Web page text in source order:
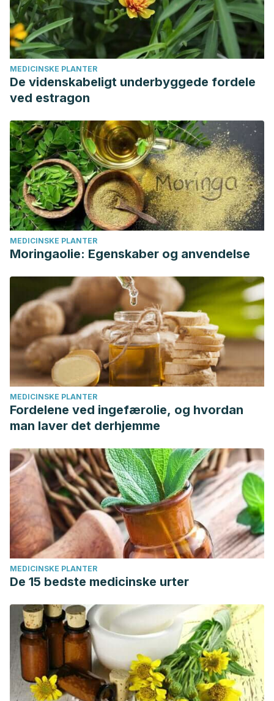
MEDICINSKE PLANTER
De videnskabeligt underbyggede fordele
ved estragon
MEDICINSKE PLANTER
Moringaolie: Egenskaber og anvendelse
MEDICINSKE PLANTER
Fordelene ved ingefærolie, og hvordan
man laver det derhjemme
MEDICINSKE PLANTER
De 15 bedste medicinske urter